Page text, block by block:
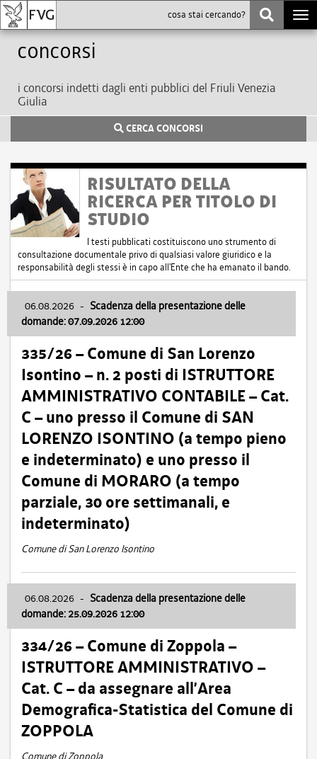
Concorsi
i concorsi indetti dagli enti pubblici del Friuli Venezia
Giulia
CERCA CONCORSI
RISULTATO DELLA
RICERCA PER TITOLO DI
STUDIO
I testi pubblicati costituiscono uno strumento di
consultazione documentale privo di qualsiasi valore giuridico e la
responsabilità degli stessi è in capo all'Ente che ha emanato il bando.
06.08.2026 - Scadenza della presentazione delle
domande: 07.09.2026 12:00
335/26 – Comune di San Lorenzo
Isontino – n. 2 posti di ISTRUTTORE
AMMINISTRATIVO CONTABILE – Cat.
C – uno presso il Comune di SAN
LORENZO ISONTINO (a tempo pieno
e indeterminato) e uno presso il
Comune di MORARO (a tempo
parziale, 30 ore settimanali, e
indeterminato)
Comune di San Lorenzo Isontino
06.08.2026 - Scadenza della presentazione delle
domande: 25.09.2026 12:00
334/26 – Comune di Zoppola –
ISTRUTTORE AMMINISTRATIVO –
Cat. C – da assegnare all’Area
Demografica-Statistica del Comune di
ZOPPOLA
Comune di Zoppola